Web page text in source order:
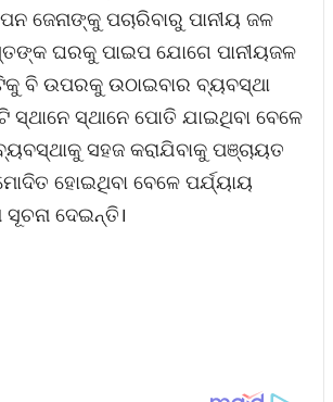
ଜେନାଙ୍କୁ ପଚାରିବାରୁ ପାନୀୟ ଜଳ
ଘରକୁ ପାଇପ ଯୋଗେ ପାନୀୟଜଳ
ବି ଉପରକୁ ଉଠାଇବାର ବ୍ୟବସ୍ଥା
ସ୍ଥାନେ ପୋତି ଯାଇଥିବା ବେଳେ
ସହଜ କରାଯିବାକୁ ପଞ୍ଚାୟତ
ହୋଇଥିବା ବେଳେ ପର୍ଯ୍ୟାୟ
ଦେଇନ୍ତି।